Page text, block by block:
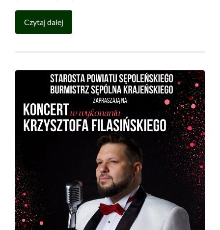
Czytaj dalej